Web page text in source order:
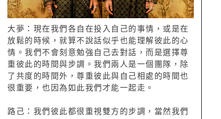
大夢：現在我們各自在投入自己的事情，或是在
放鬆的時候，就算不說話似乎也能理解彼此的心
情。我們不會刻意勉強自己去對話，而是選擇尊
重彼此的時間與步調。我們兩人是一個團隊，除
了共度的時間外，尊重彼此與自己相處的時間也
很重要，也因為如此我們才能一起走。
路己：我們彼此都很重視雙方的步調，當然我們